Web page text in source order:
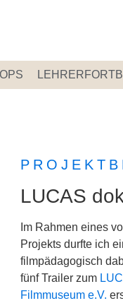
LUCAS
Im Rahmen eines
Projekts durfte ich
filmpädagogisch
fünf Trailer zum
Filmmuseum e.V.